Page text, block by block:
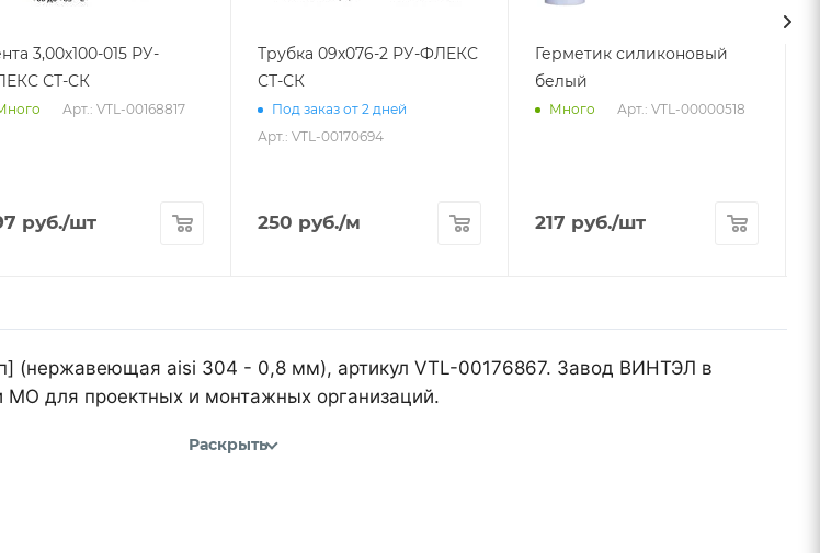
3,00х100-015 РУ-
СТ-СК
Арт.: VTL-00168817
руб./шт
Трубка 09х076-2 РУ-ФЛЕКС
СТ-СК
Под заказ от 2 дней
Арт.: VTL-00170694
250 руб./м
Герметик силиконовый
белый
Много Арт.: VTL-00000518
217 руб./шт
(нержавеющая aisi 304 - 0,8 мм), артикул VTL-00176867. Завод ВИНТЭЛ в
МО для проектных и монтажных организаций.
Раскрыть